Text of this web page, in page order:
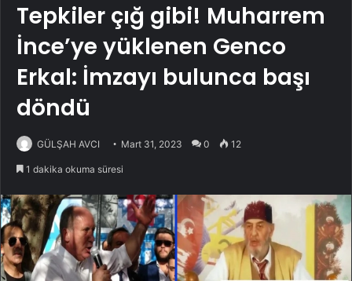
Tepkiler çığ gibi! Muharrem
İnce’ye yüklenen Genco
Erkal: İmzayı bulunca başı
döndü
GÜLŞAH AVCI Mart 31, 2023 0 12
1 dakika okuma süresi